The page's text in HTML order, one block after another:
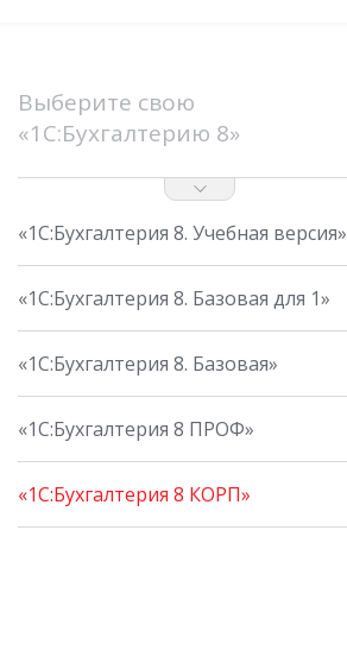
Выберите свою
«1С:Бухгалтерию 8»
«1С:Бухгалтерия 8. Учебная версия»
«1С:Бухгалтерия 8. Базовая для 1»
«1С:Бухгалтерия 8. Базовая»
«1С:Бухгалтерия 8 ПРОФ»
«1С:Бухгалтерия 8 КОРП»